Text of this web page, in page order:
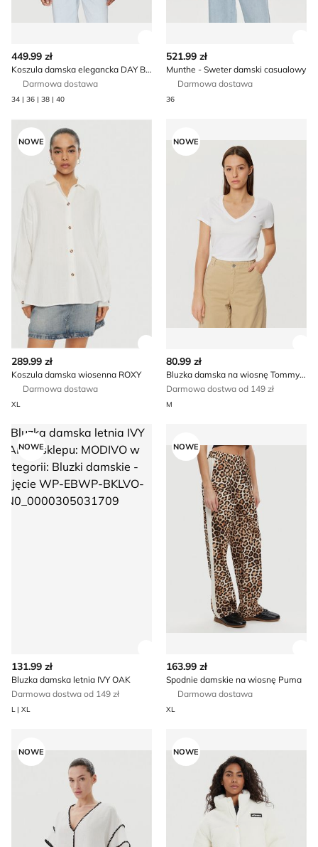
449.99 zł
Koszula damska elegancka DAY BIRGER ÉT MIKKELSEN
Darmowa dostawa
34 | 36 | 38 | 40
521.99 zł
Munthe - Sweter damski casualowy
Darmowa dostawa
36
Koszula damska wiosenna ROXY
NOWE
289.99 zł
Koszula damska wiosenna ROXY
Darmowa dostawa
XL
NOWE
80.99 zł
Bluzka damska na wiosnę Tommy Jeans
Darmowa dostwa od 149 zł
M
damska letnia IVY OAK
NOWE
131.99 zł
Bluzka damska letnia IVY OAK
Darmowa dostwa od 149 zł
L | XL
NOWE
163.99 zł
Spodnie damskie na wiosnę Puma
Darmowa dostawa
XL
NOWE NOWE